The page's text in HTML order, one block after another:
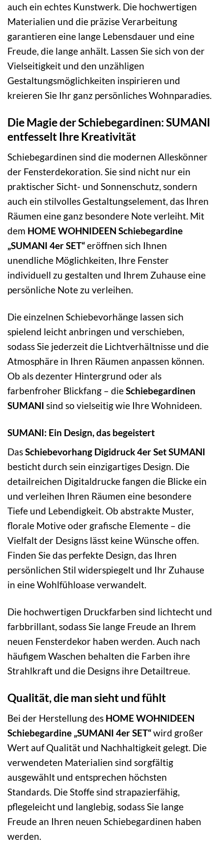
auch ein echtes Kunstwerk. Die hochwertigen
Materialien und die präzise Verarbeitung
garantieren eine lange Lebensdauer und eine
Freude, die lange anhält. Lassen Sie sich von der
Vielseitigkeit und den unzähligen
Gestaltungsmöglichkeiten inspirieren und
kreieren Sie Ihr ganz persönliches Wohnparadies.
Die Magie der Schiebegardinen: SUMANI
entfesselt Ihre Kreativität
Schiebegardinen sind die modernen Alleskönner
der Fensterdekoration. Sie sind nicht nur ein
praktischer Sicht- und Sonnenschutz, sondern
auch ein stilvolles Gestaltungselement, das Ihren
Räumen eine ganz besondere Note verleiht. Mit
dem HOME WOHNIDEEN Schiebegardine
„SUMANI 4er SET“eröffnen sich Ihnen
unendliche Möglichkeiten, Ihre Fenster
individuell zu gestalten und Ihrem Zuhause eine
persönliche Note zu verleihen.
Die einzelnen Schiebevorhänge lassen sich
spielend leicht anbringen und verschieben,
sodass Sie jederzeit die Lichtverhältnisse und die
Atmosphäre in Ihren Räumen anpassen können.
Ob als dezenter Hintergrund oder als
farbenfroher Blickfang – dieSchiebegardinen
SUMANI sind so vielseitig wie Ihre Wohnideen.
SUMANI: Ein Design, das begeistert
DasSchiebevorhang Digidruck 4er Set SUMANI
besticht durch sein einzigartiges Design. Die
detailreichen Digitaldrucke fangen die Blicke ein
und verleihen Ihren Räumen eine besondere
Tiefe und Lebendigkeit. Ob abstrakte Muster,
florale Motive oder grafische Elemente – die
Vielfalt der Designs lässt keine Wünsche offen.
Finden Sie das perfekte Design, das Ihren
persönlichen Stil widerspiegelt und Ihr Zuhause
in eine Wohlfühloase verwandelt.
Die hochwertigen Druckfarben sind lichtecht und
farbbrillant, sodass Sie lange Freude an Ihrem
neuen Fensterdekor haben werden. Auch nach
häufigem Waschen behalten die Farben ihre
Strahlkraft und die Designs ihre Detailtreue.
Qualität, die man sieht und fühlt
Bei der Herstellung des HOME WOHNIDEEN
Schiebegardine „SUMANI 4er SET“wird großer
Wert auf Qualität und Nachhaltigkeit gelegt. Die
verwendeten Materialien sind sorgfältig
ausgewählt und entsprechen höchsten
Standards. Die Stoffe sind strapazierfähig,
pflegeleicht und langlebig, sodass Sie lange
Freude an Ihren neuen Schiebegardinen haben
werden.